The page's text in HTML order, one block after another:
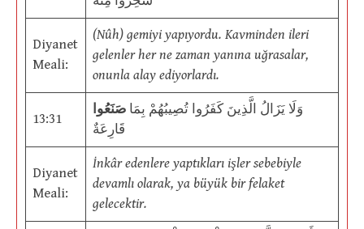
Diyanet
Meali:
(Nûh) gemiyi yapıyordu. Kavminden ileri
gelenler her ne zaman yanına uğrasalar,
onunla alay ediyorlardı.
13:31
وَلَا يَزَالُ الَّذِينَ كَفَرُوا تُصِيبُهُمْ بِمَا صَنَعُوا
قَارِعَةٌ
Diyanet
Meali:
İnkâr edenlere yaptıkları işler sebebiyle
devamlı olarak, ya büyük bir felaket
gelecektir.